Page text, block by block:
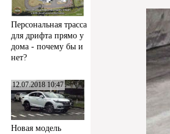
Персональная трасса
для дрифта прямо у
дома - почему бы и
нет?
12.07.2018 10:47
Новая модель